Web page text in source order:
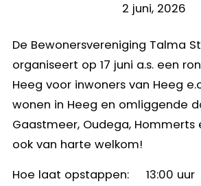
2 juni, 2026
De Bewonersvereniging Talma
organiseert op 17 juni a.s. een
Heeg voor inwoners van Heeg
wonen in Heeg en omliggende
Gaastmeer, Oudega, Hommerts
ook van harte welkom!
Hoe laat opstappen: 13:00 uur